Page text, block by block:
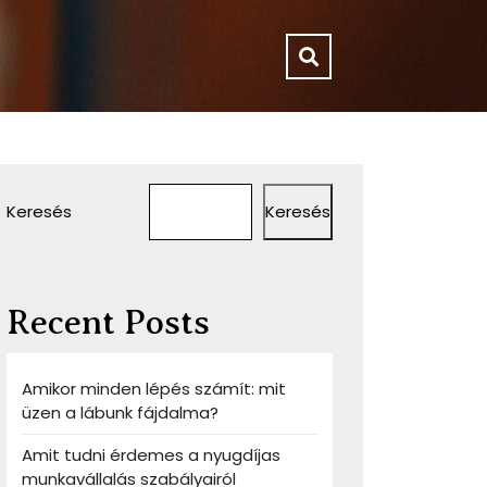
Keresés Keresés
Recent Posts
Amikor minden lépés számít: mit
üzen a lábunk fájdalma?
Amit tudni érdemes a nyugdíjas
munkavállalás szabályairól